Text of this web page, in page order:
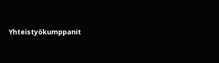
Yhteistyökumppanit